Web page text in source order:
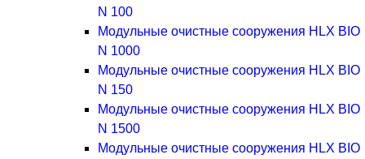
N 100
Модульные очистные сооружения HLX BIO
N 1000
Модульные очистные сооружения HLX BIO
N 150
Модульные очистные сооружения HLX BIO
N 1500
Модульные очистные сооружения HLX BIO